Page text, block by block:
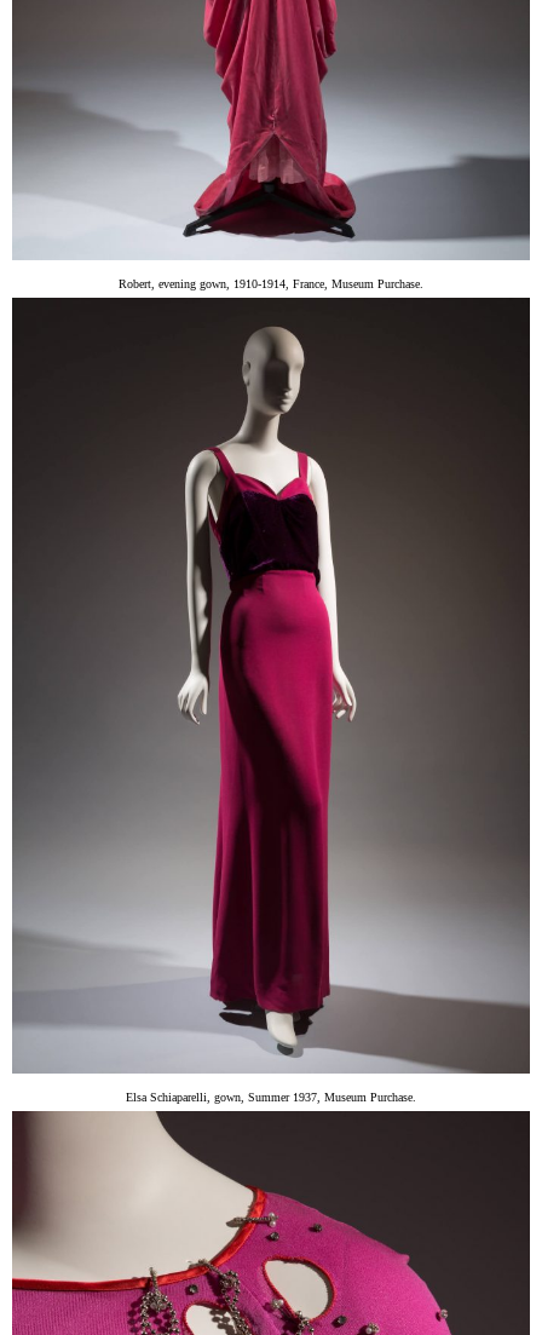
Robert, evening gown, 1910-1914, France, Museum Purchase.
Elsa Schiaparelli, gown, Summer 1937, Museum Purchase.